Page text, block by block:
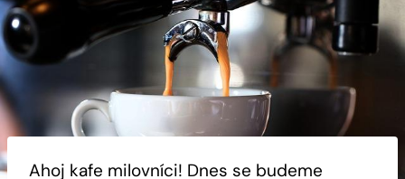
Ahoj kafe‌ milovníci! Dnes se budeme